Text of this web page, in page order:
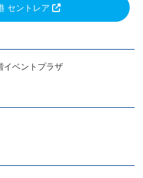
セントレア
イベントプラザ